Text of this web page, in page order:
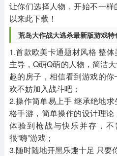
让你们选择人物，开始不一
以来此下载！
荒岛大作战大逃杀最新版游戏特
1.首款欧美卡通题材风格 整
主导，Q萌Q萌的人物，简洁
趣的房子，相信看到游戏的
欢不妨加入战斗吧；
2.操作简单易上手 继承绝地
格手游，简单操作的设计理
体验到枪战与快乐并存，
很“嗨”游戏；
3.随时随地开黑乐趣十足 只要